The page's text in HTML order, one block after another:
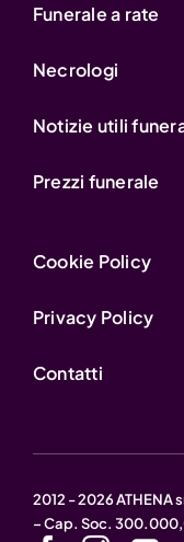
Funerale a rate
Necrologi
Notizie utili
Prezzi funerale
Cookie Policy
Privacy Policy
Contatti
2012 - 2026 ATHENA
– Cap. Soc.